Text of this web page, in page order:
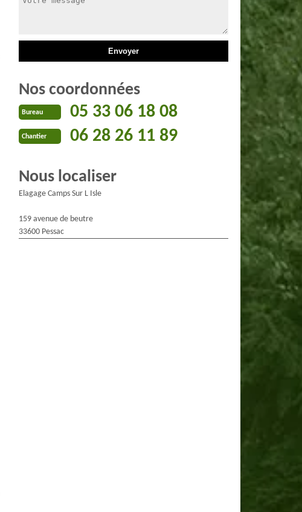
Nos coordonnées
Bureau 05 33 06 18 08
Chantier 06 28 26 11 89
Nous localiser
Elagage Camps Sur L Isle
159 avenue de beutre
33600 Pessac